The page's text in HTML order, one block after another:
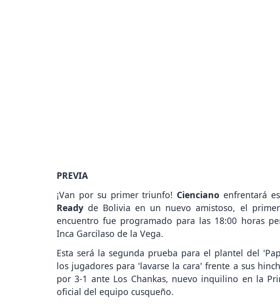
PREVIA
¡Van por su primer triunfo! Cienciano enfrentará
Ready de Bolivia en un nuevo amistoso, el
encuentro fue programado para las 18:00 horas
Inca Garcilaso de la Vega.
Esta será la segunda prueba para el plantel del
los jugadores para 'lavarse la cara' frente a sus
por 3-1 ante Los Chankas, nuevo inquilino en la
oficial del equipo cusqueño.